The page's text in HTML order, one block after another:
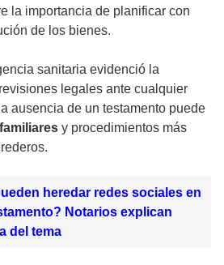
la importancia de planificar con
de los bienes.
sanitaria evidenció la
legales ante cualquier
ausencia de un testamento puede
y procedimientos más
heredar redes sociales en
Notarios explican
del tema